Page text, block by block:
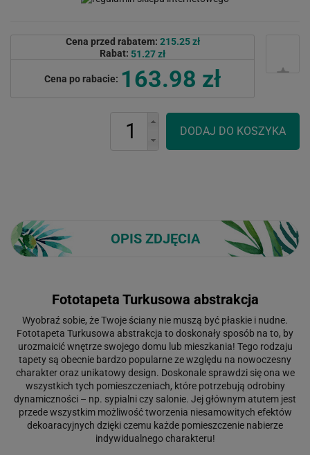
Cena przed rabatem: 215.25 zł
Rabat: 51.27 zł
Cena po rabacie: 163.98 zł
OPIS ZDJĘCIA
Fototapeta Turkusowa abstrakcja
Wyobraź sobie, że Twoje ściany nie muszą być płaskie i nudne.
Fototapeta Turkusowa abstrakcja to doskonały sposób na to, by
urozmaicić wnętrze swojego domu lub mieszkania! Tego rodzaju
tapety są obecnie bardzo popularne ze względu na nowoczesny
charakter oraz unikatowy design. Doskonale sprawdzi się ona we
wszystkich tych pomieszczeniach, które potrzebują odrobiny
dynamiczności – np. sypialni czy salonie. Jej głównym atutem jest
przede wszystkim możliwość tworzenia niesamowitych efektów
dekoaracyjnych dzięki czemu każde pomieszczenie nabierze
indywidualnego charakteru!